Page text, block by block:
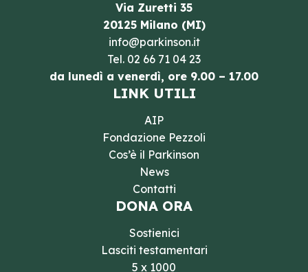
Via Zuretti 35
20125 Milano (MI)
info@parkinson.it
Tel. 02 66 71 04 23
da lunedì a venerdì, ore 9.00 – 17.00
LINK UTILI
AIP
Fondazione Pezzoli
Cos’è il Parkinson
News
Contatti
DONA ORA
Sostienici
Lasciti testamentari
5 x 1000